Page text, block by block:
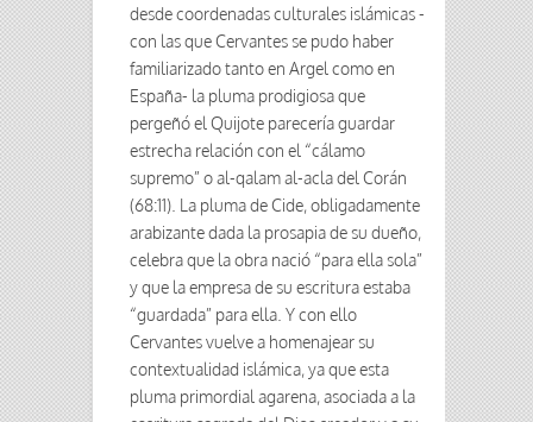
desde coordenadas culturales islámicas -
con las que Cervantes se pudo haber
familiarizado tanto en Argel como en
España- la pluma prodigiosa que
pergeñó el Quijote parecería guardar
estrecha relación con el “cálamo
supremo” o al-qalam al-acla del Corán
(68:11). La pluma de Cide, obligadamente
arabizante dada la prosapia de su dueño,
celebra que la obra nació “para ella sola”
y que la empresa de su escritura estaba
“guardada” para ella. Y con ello
Cervantes vuelve a homenajear su
contextualidad islámica, ya que esta
pluma primordial agarena, asociada a la